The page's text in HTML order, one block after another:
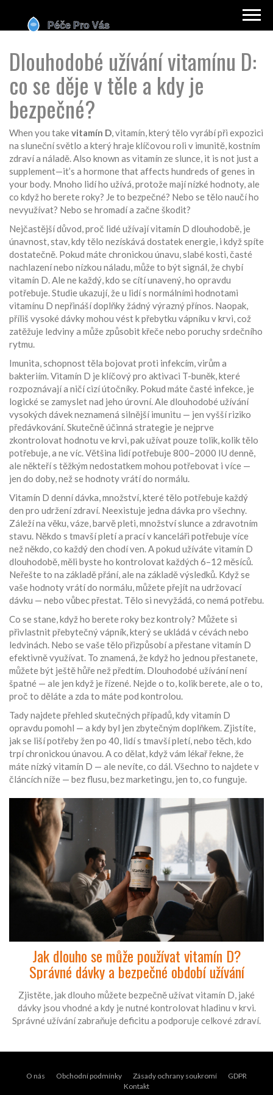
Dlouhodobé užívání vitamínu D:
co se děje v těle a kdy je
bezpečné?
When you takevitamín D,vitamín, který tělo vyrábí při expozici
na sluneční světlo a který hraje klíčovou roli v imunitě, kostním
zdraví a náladě. Also known as vitamín ze slunce, it is not just a
supplement—it’s a hormone that affects hundreds of genes in
your body. Mnoho lidí ho užívá, protože mají nízké hodnoty, ale
co když ho berete roky? Je to bezpečné? Nebo se tělo naučí ho
nevyužívat? Nebo se hromadí a začne škodit?
Nejčastější důvod, proč lidé užívají vitamín D dlouhodobě, je
únavnost,stav, kdy tělo nezískává dostatek energie, i když spíte
dostatečně. Pokud máte chronickou únavu, slabé kosti, časté
nachlazení nebo nízkou náladu, může to být signál, že chybí
vitamín D. Ale ne každý, kdo se cítí unavený, ho opravdu
potřebuje. Studie ukazují, že u lidí s normálními hodnotami
vitamínu D nepřináší doplňky žádný výrazný přínos. Naopak,
příliš vysoké dávky mohou vést k přebytku vápníku v krvi, což
zatěžuje ledviny a může způsobit křeče nebo poruchy srdečního
rytmu.
Imunita,schopnost těla bojovat proti infekcím, virům a
bakteriím.Vitamín D je klíčový pro aktivaci T-buněk, které
rozpoznávají a ničí cizí útočníky. Pokud máte časté infekce, je
logické se zamyslet nad jeho úrovní. Ale dlouhodobé užívání
vysokých dávek neznamená silnější imunitu — jen vyšší riziko
předávkování. Skutečně účinná strategie je nejprve
zkontrolovat hodnotu ve krvi, pak užívat pouze tolik, kolik tělo
potřebuje, a ne víc. Většina lidí potřebuje 800–2000 IU denně,
ale někteří s těžkým nedostatkem mohou potřebovat i více —
jen do doby, než se hodnoty vrátí do normálu.
Vitamín D denní dávka,množství, které tělo potřebuje každý
den pro udržení zdraví. Neexistuje jedna dávka pro všechny.
Záleží na věku, váze, barvě pleti, množství slunce a zdravotním
stavu. Někdo s tmavší pletí a prací v kanceláři potřebuje více
než někdo, co každý den chodí ven. A pokud užíváte vitamín D
dlouhodobě, měli byste ho kontrolovat každých 6–12 měsíců.
Neřešte to na základě přání, ale na základě výsledků. Když se
vaše hodnoty vrátí do normálu, můžete přejít na udržovací
dávku — nebo vůbec přestat. Tělo si nevyžádá, co nemá potřebu.
Co se stane, když ho berete roky bez kontroly? Můžete si
přivlastnit přebytečný vápník, který se ukládá v cévách nebo
ledvinách. Nebo se vaše tělo přizpůsobí a přestane vitamín D
efektivně využívat. To znamená, že když ho jednou přestanete,
můžete být ještě hůře než předtím. Dlouhodobé užívání není
špatné — ale jen když je řízené. Nejde o to, kolik berete, ale o to,
proč to děláte a zda to máte pod kontrolou.
Tady najdete přehled skutečných případů, kdy vitamín D
opravdu pomohl — a kdy byl jen zbytečným doplňkem. Zjistíte,
jak se liší potřeby žen po 40, lidí s tmavší pletí, nebo těch, kdo
trpí chronickou únavou. A co dělat, když vám lékař řekne, že
máte nízký vitamín D — ale nevíte, co dál. Všechno to najdete v
článcích níže — bez flusu, bez marketingu, jen to, co funguje.
Jak dlouho se může používat vitamín D?
Správné dávky a bezpečné období užívání
Zjistěte, jak dlouho můžete bezpečně užívat vitamín D, jaké
dávky jsou vhodné a kdy je nutné kontrolovat hladinu v krvi.
Správné užívání zabraňuje deficitu a podporuje celkové zdraví.
O nás Obchodní podmínky Zásady ochrany soukromí
GDPR
Kontakt